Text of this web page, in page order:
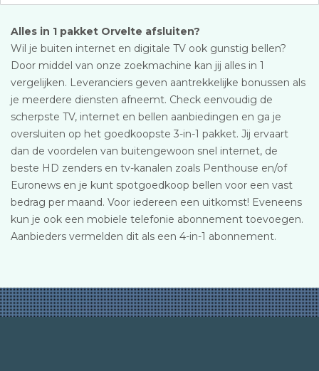
Alles in 1 pakket Orvelte afsluiten?
Wil je buiten internet en digitale TV ook gunstig bellen?
Door middel van onze zoekmachine kan jij alles in 1
vergelijken. Leveranciers geven aantrekkelijke bonussen als
je meerdere diensten afneemt. Check eenvoudig de
scherpste TV, internet en bellen aanbiedingen en ga je
oversluiten op het goedkoopste 3-in-1 pakket. Jij ervaart
dan de voordelen van buitengewoon snel internet, de
beste HD zenders en tv-kanalen zoals Penthouse en/of
Euronews en je kunt spotgoedkoop bellen voor een vast
bedrag per maand. Voor iedereen een uitkomst! Eveneens
kun je ook een mobiele telefonie abonnement toevoegen.
Aanbieders vermelden dit als een 4-in-1 abonnement.